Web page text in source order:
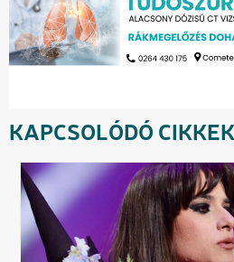
KAPCSOLÓDÓ CIKKEK